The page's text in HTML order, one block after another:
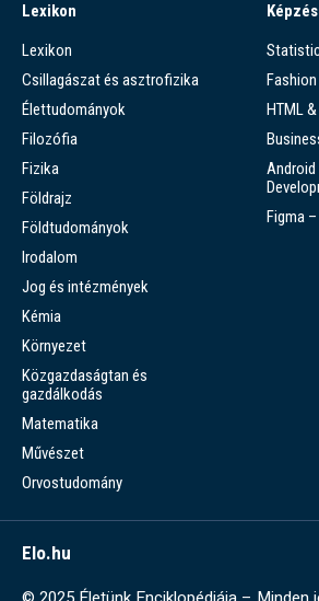
Lexikon
Lexikon
Csillagászat és asztrofizika
Élettudományok
Filozófia
Fizika
Földrajz
Földtudományok
Irodalom
Jog és intézmények
Kémia
Környezet
Közgazdaságtan és
gazdálkodás
Matematika
Művészet
Orvostudomány
HTML
Android
Figma
Elo.hu